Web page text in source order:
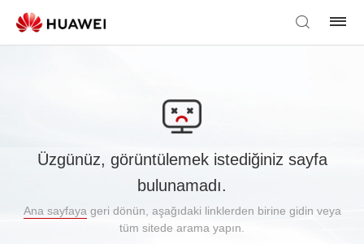
Üzgünüz, görüntülemek istediğiniz sayfa
bulunamadı.
Ana sayfaya geri dönün, aşağıdaki linklerden birine gidin veya
tüm sitede arama yapın.